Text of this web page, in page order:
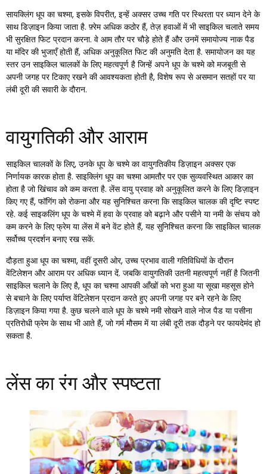
सायक्लिंग धूप का चश्मा, इसके विपरीत, इन्हें अक्सर उच्च गति पर स्थिरता पर ध्यान देने के
साथ डिज़ाइन किया जाता है. फ़्रेम अधिक कठोर हैं, तेज़ हवाओं में भी साइकिल चलाते समय
भी सुरक्षित फिट प्रदान करना. वे आम तौर पर चौड़े होते हैं और उनमें समायोज्य नाक पैड
या मंदिर की भुजाएँ होती हैं, अधिक अनुकूलित फिट की अनुमति देता है. समायोजन का यह
स्तर उन साइकिल चालकों के लिए महत्वपूर्ण है जिन्हें अपने धूप के चश्मे को मजबूती से
अपनी जगह पर टिकाए रखने की आवश्यकता होती है, विशेष रूप से असमान सतहों पर या
लंबी दूरी की सवारी के दौरान.
वायुगतिकी और आराम
साइकिल चालकों के लिए, उनके धूप के चश्मे का वायुगतिकीय डिज़ाइन अक्सर एक
निर्णायक कारक होता है. साइक्लिंग धूप का चश्मा आमतौर पर एक सुव्यवस्थित आकार का
होता है जो खिंचाव को कम करता है. लेंस वायु प्रवाह को अनुकूलित करने के लिए डिज़ाइन
किए गए हैं, फॉगिंग को रोकना और यह सुनिश्चित करना कि साइकिल चालक की दृष्टि स्पष्ट
रहे. कई साइकलिंग धूप के चश्मे में हवा के प्रवाह को बढ़ाने और पसीने या नमी के संचय को
कम करने के लिए फ्रेम या लेंस में बने वेंट होते हैं, यह सुनिश्चित करना कि साइकिल चालक
सर्वोच्च प्रदर्शन बनाए रख सकें.
दौड़ता हुआ धूप का चश्मा, वहीं दूसरी ओर, उच्च प्रभाव वाली गतिविधियों के दौरान
वेंटिलेशन और आराम पर अधिक ध्यान दें. जबकि वायुगतिकी उतनी महत्वपूर्ण नहीं है जितनी
साइकिल चलाने के लिए है, धूप का चश्मा आपकी आँखों को भरा हुआ या सूखा महसूस होने
से बचाने के लिए पर्याप्त वेंटिलेशन प्रदान करते हुए अपनी जगह पर बने रहने के लिए
डिज़ाइन किया गया है. कुछ चलने वाले धूप के चश्मे नमी सोखने वाले नोज पैड या पसीना
प्रतिरोधी फ्रेम के साथ भी आते हैं, जो गर्म मौसम में या लंबी दूरी तक दौड़ने पर फायदेमंद हो
सकता है.
लेंस का रंग और स्पष्टता